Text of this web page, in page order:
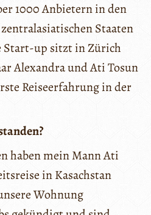
1000 Anbietern in den
Staaten
Start-up sitzt in Zürich
Alexandra und Ati Tosun
Reiseerfahrung in der
haben mein Mann Ati
in Kasachstan
Wohnung